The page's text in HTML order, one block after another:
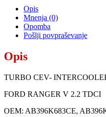
Opis
Mnenja (0)
Opomba
Pošlji povpraševanje
Opis
TURBO CEV-
FORD RANGER V 2.2 TDCI
OEM: AB396K683CE,